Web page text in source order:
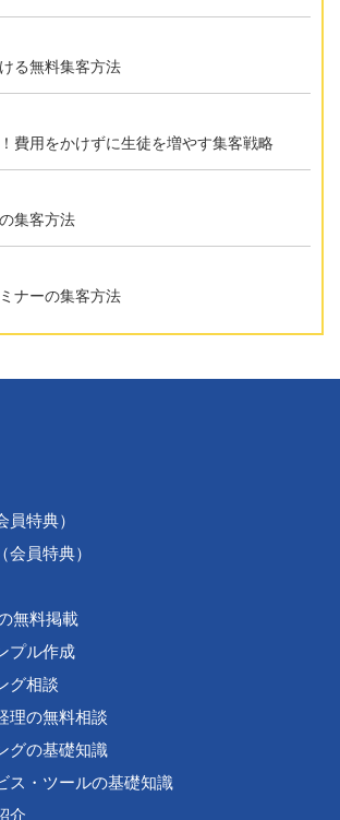
る無料集客方法
費用をかけずに生徒を増やす集客戦略
集客方法
ナーの集客方法
特典）
員特典）
無料掲載
プル作成
グ相談
理の無料相談
グの基礎知識
ス・ツールの基礎知識
介